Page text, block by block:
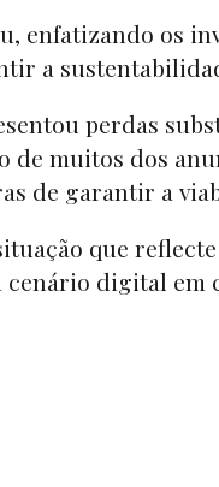
enfatizando os
a
perdas
de muitos dos
de garantir a
que
digital em